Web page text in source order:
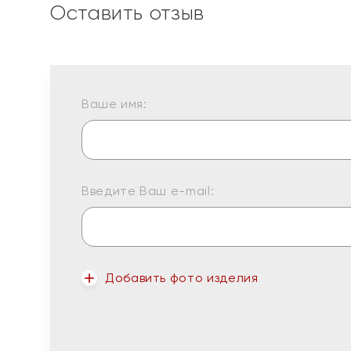
Оставить отзыв
Ваше имя:
Введите Ваш e-mail:
Добавить фото изделия